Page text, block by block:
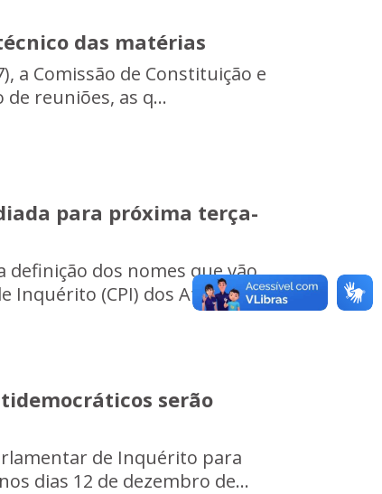
das matérias
a Comissão de Constituição e
de reuniões, as q...
para próxima terça-
definição dos nomes que vão
Inquérito (CPI) dos Atos ...
serão
de Inquérito para
dias 12 de dezembro de...